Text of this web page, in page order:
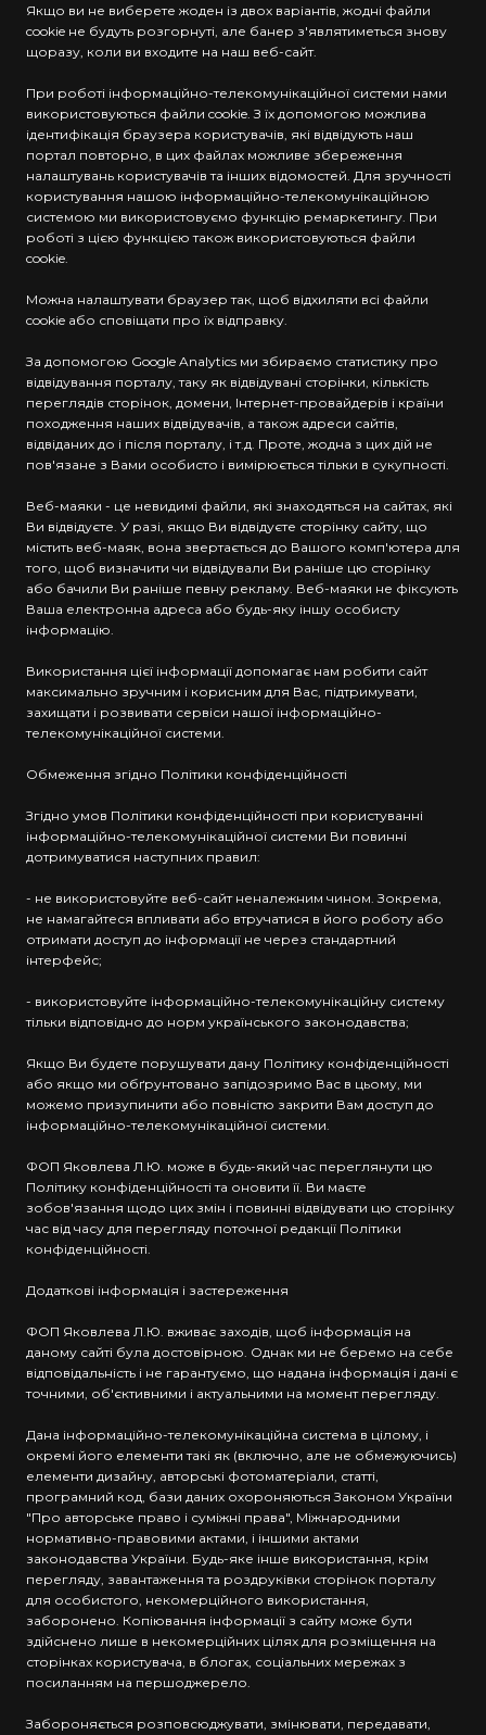
Якщо ви не виберете жоден із двох варіантів, жодні файли
cookie не будуть розгорнуті, але банер з'являтиметься знову
щоразу, коли ви входите на наш веб-сайт.
При роботі інформаційно-телекомунікаційної системи нами
використовуються файли cookie. З їх допомогою можлива
ідентифікація браузера користувачів, які відвідують наш
портал повторно, в цих файлах можливе збереження
налаштувань користувачів та інших відомостей. Для зручності
користування нашою інформаційно-телекомунікаційною
системою ми використовуємо функцію ремаркетингу. При
роботі з цією функцією також використовуються файли
cookie.
Можна налаштувати браузер так, щоб відхиляти всі файли
cookie або сповіщати про їх відправку.
За допомогою Google Analytics ми збираємо статистику про
відвідування порталу, таку як відвідувані сторінки, кількість
переглядів сторінок, домени, Інтернет-провайдерів і країни
походження наших відвідувачів, а також адреси сайтів,
відвіданих до і після порталу, і т.д. Проте, жодна з цих дій не
пов'язане з Вами особисто і вимірюється тільки в сукупності.
Веб-маяки - це невидимі файли, які знаходяться на сайтах, які
Ви відвідуєте. У разі, якщо Ви відвідуєте сторінку сайту, що
містить веб-маяк, вона звертається до Вашого комп'ютера для
того, щоб визначити чи відвідували Ви раніше цю сторінку
або бачили Ви раніше певну рекламу. Веб-маяки не фіксують
Ваша електронна адреса або будь-яку іншу особисту
інформацію.
Використання цієї інформації допомагає нам робити сайт
максимально зручним і корисним для Вас, підтримувати,
захищати і розвивати сервіси нашої інформаційно-
телекомунікаційної системи.
Обмеження згідно Політики конфіденційності
Згідно умов Політики конфіденційності при користуванні
інформаційно-телекомунікаційної системи Ви повинні
дотримуватися наступних правил:
- не використовуйте веб-сайт неналежним чином. Зокрема,
не намагайтеся впливати або втручатися в його роботу або
отримати доступ до інформації не через стандартний
інтерфейс;
- використовуйте інформаційно-телекомунікаційну систему
тільки відповідно до норм українського законодавства;
Якщо Ви будете порушувати дану Політику конфіденційності
або якщо ми обґрунтовано запідозримо Вас в цьому, ми
можемо призупинити або повністю закрити Вам доступ до
інформаційно-телекомунікаційної системи.
ФОП Яковлева Л.Ю. може в будь-який час переглянути цю
Політику конфіденційності та оновити її. Ви маєте
зобов'язання щодо цих змін і повинні відвідувати цю сторінку
час від часу для перегляду поточної редакції Політики
конфіденційності.
Додаткові інформація і застереження
ФОП Яковлева Л.Ю. вживає заходів, щоб інформація на
даному сайті була достовірною. Однак ми не беремо на себе
відповідальність і не гарантуємо, що надана інформація і дані є
точними, об'єктивними і актуальними на момент перегляду.
Дана інформаційно-телекомунікаційна система в цілому, і
окремі його елементи такі як (включно, але не обмежуючись)
елементи дизайну, авторські фотоматеріали, статті,
програмний код, бази даних охороняються Законом України
"Про авторське право і суміжні права", Міжнародними
нормативно-правовими актами, і іншими актами
законодавства України. Будь-яке інше використання, крім
перегляду, завантаження та роздруківки сторінок порталу
для особистого, некомерційного використання,
заборонено. Копіювання інформації з сайту може бути
здійснено лише в некомерційних цілях для розміщення на
сторінках користувача, в блогах, соціальних мережах з
посиланням на першоджерело.
Забороняється розповсюджувати, змінювати, передавати,